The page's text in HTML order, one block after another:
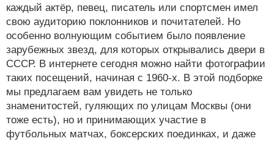
каждый актёр, певец, писатель или спортсмен имел
свою аудиторию поклонников и почитателей. Но
особенно волнующим событием было появление
зарубежных звезд, для которых открывались двери в
СССР. В интернете сегодня можно найти фотографии
таких посещений, начиная с 1960-х. В этой подборке
мы предлагаем вам увидеть не только
знаменитостей, гуляющих по улицам Москвы (они
тоже есть), но и принимающих участие в
футбольных матчах, боксерских поединках, и даже